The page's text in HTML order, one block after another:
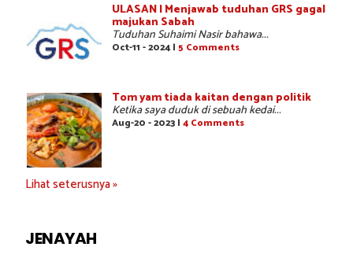
ULASAN | Menjawab tuduhan GRS gagal
majukan Sabah
Tuduhan Suhaimi Nasir bahawa...
Oct-11 - 2024 | 5 Comments
Tom yam tiada kaitan dengan politik
Ketika saya duduk di sebuah kedai...
Aug-20 - 2023 | 4 Comments
Lihat seterusnya »
JENAYAH